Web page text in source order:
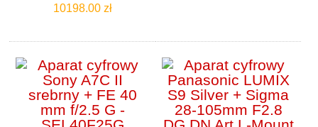
10198.00 zł